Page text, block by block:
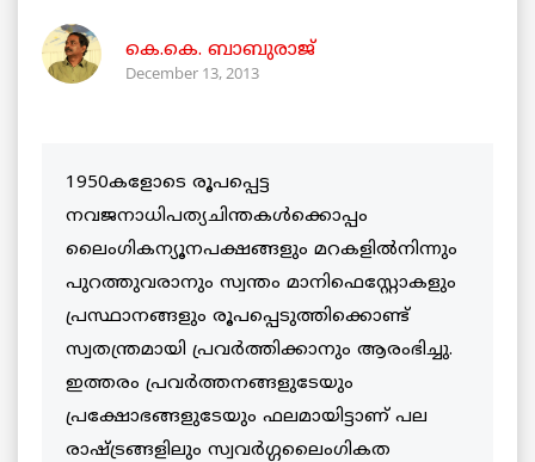
കെ.കെ. ബാബുരാജ്‌
December 13, 2013
1950കളോടെ രൂപപ്പെട്ട
നവജനാധിപത്യചിന്തകള്‍ക്കൊപ്പം
ലൈംഗികന്യൂനപക്ഷങ്ങളും മറകളില്‍നിന്നും
പുറത്തുവരാനും സ്വന്തം മാനിഫെസ്റ്റോകളും
പ്രസ്ഥാനങ്ങളും രൂപപ്പെടുത്തിക്കൊണ്ട്
സ്വതന്ത്രമായി പ്രവര്‍ത്തിക്കാനും ആരംഭിച്ചു.
ഇത്തരം പ്രവര്‍ത്തനങ്ങളുടേയും
പ്രക്ഷോഭങ്ങളുടേയും ഫലമായിട്ടാണ് പല
രാഷ്ട്രങ്ങളിലും സ്വവര്‍ഗ്ഗലൈംഗികത